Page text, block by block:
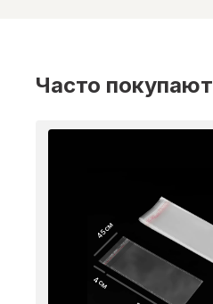
Часто покупают
45 см
4 см